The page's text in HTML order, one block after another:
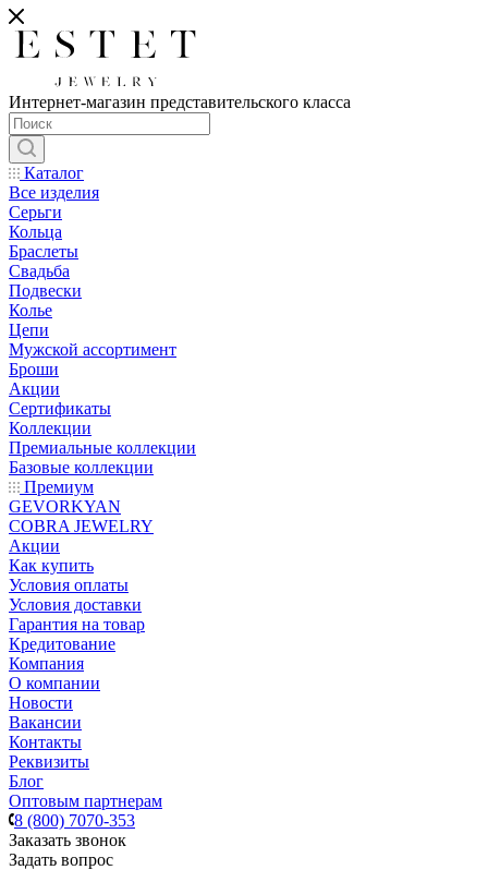
Интернет-магазин представительского класса
Каталог
Все изделия
Серьги
Кольца
Браслеты
Свадьба
Подвески
Колье
Цепи
Мужской ассортимент
Броши
Акции
Сертификаты
Коллекции
Премиальные коллекции
Базовые коллекции
Премиум
GEVORKYAN
COBRA JEWELRY
Акции
Как купить
Условия оплаты
Условия доставки
Гарантия на товар
Кредитование
Компания
О компании
Новости
Вакансии
Контакты
Реквизиты
Блог
Оптовым партнерам
8 (800) 7070-353
Заказать звонок
Задать вопрос